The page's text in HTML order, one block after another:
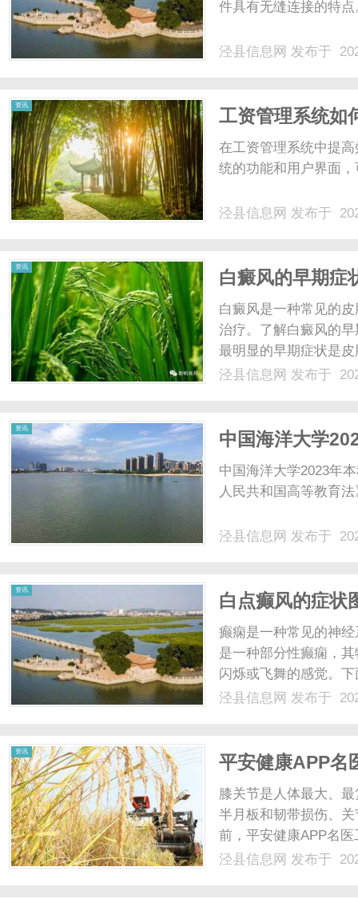
件具有无缝连接的特
泾县信息网 发布于
资讯
工资管理系统如
在工资管理系统中提
统的功能和用户界面
泾县信息网 发布于
资讯
白癜风的早期症
白癜风是一种常见的
治疗。了解白癜风的
最明显的早期症状是
现在身体的任何部位
泾县信息网 发布于
资讯
中国海洋大学
中国海洋大学2023年
人民共和国高等教育
泾县信息网 发布于
资讯
白点癫风的症状
癫痫是一种常见的神
是一种部分性癫痫，
闪烁或飞舞的感觉。
[图片链接]该图片展示
泾县信息网 发布于
资讯
平安健康APP名
又省心！
膝关节是人体最大、
半月板和韧带损伤、
前，平安健康APP名
年40多岁，膝关节疼
泾县信息网 发布于